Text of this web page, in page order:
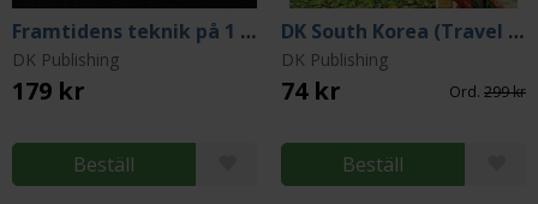
Framtidens teknik på 1 minut - 118 heta innovationer
DK Publishing
179 kr
Beställ
DK South Korea (Travel Guide)
DK Publishing
74 kr Ord. 299 kr
Beställ